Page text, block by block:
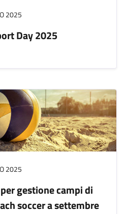
2025
Day 2025
2025
gestione campi di
soccer a settembre